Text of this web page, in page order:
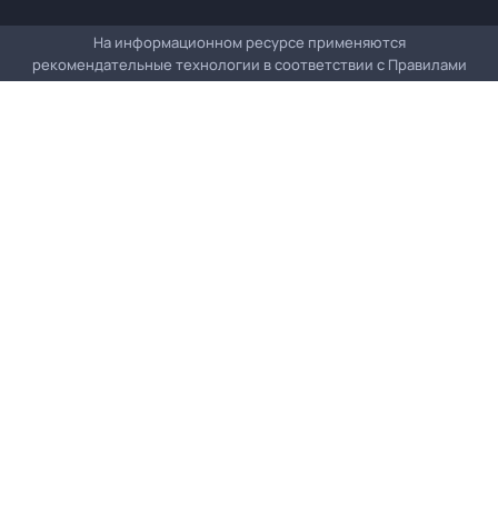
На информационном ресурсе применяются
рекомендательные технологии в соответствии с Правилами